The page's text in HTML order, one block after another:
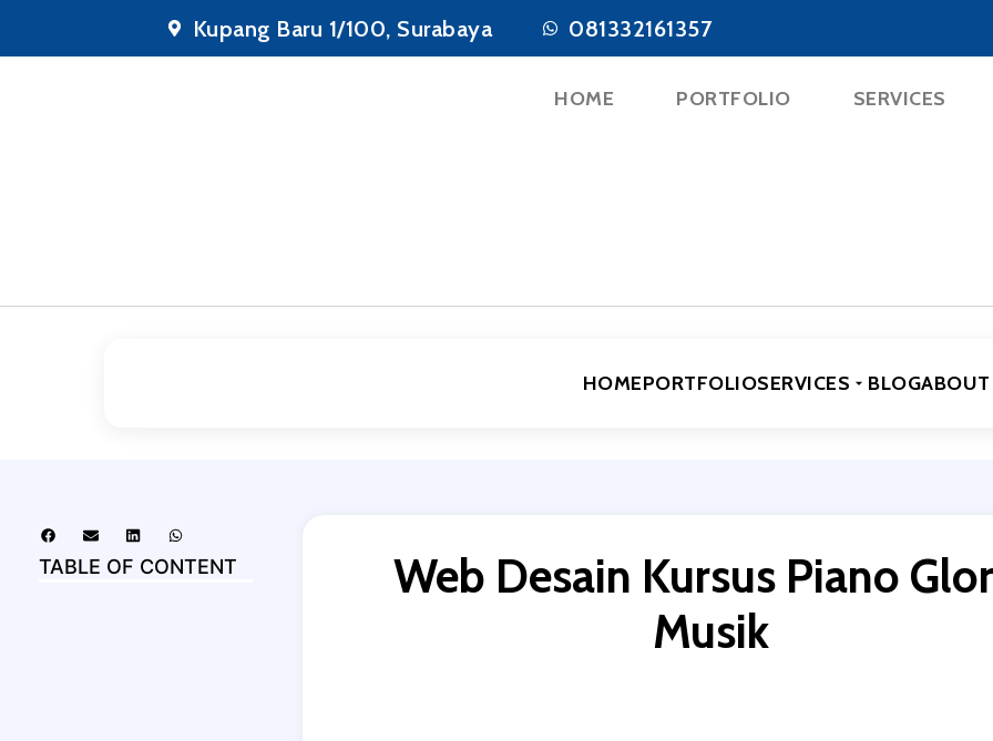
Kupang Baru 1/100, Surabaya 081332161357
HOME PORTFOLIO SERVICES
HOMEPORTFOLIOSERVICES BLOGABOUT
TABLE OF CONTENT
Web Desain Kursus Piano
Musik